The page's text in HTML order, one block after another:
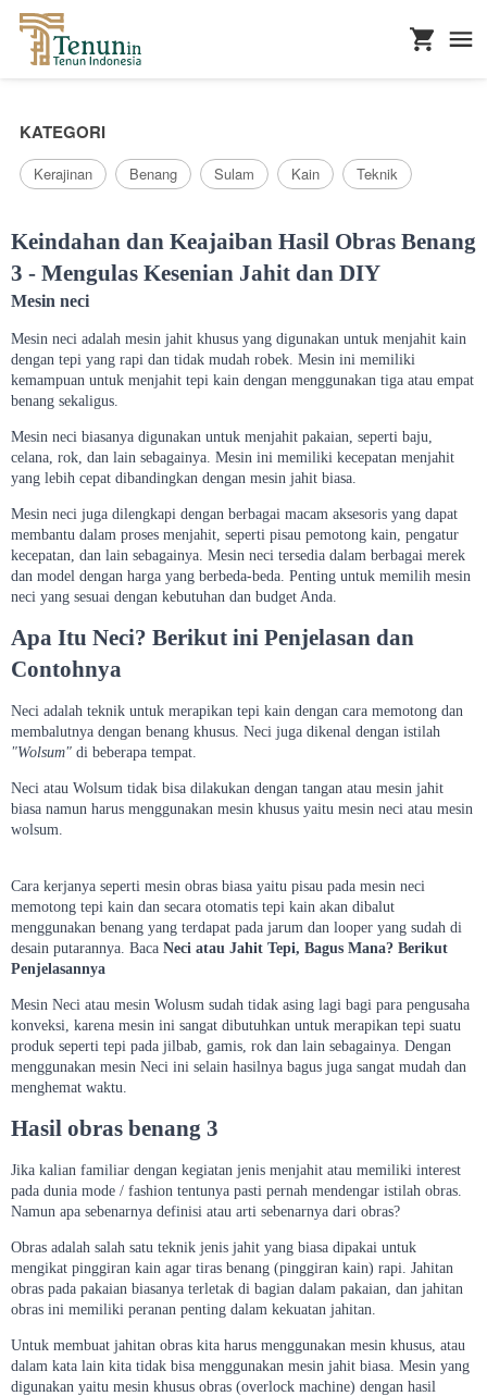
KATEGORI
Kerajinan Benang Sulam Kain Teknik
Keindahan dan Keajaiban Hasil Obras Benang
3 - Mengulas Kesenian Jahit dan DIY
Mesin neci
Mesin neci adalah mesin jahit khusus yang digunakan untuk menjahit kain
dengan tepi yang rapi dan tidak mudah robek. Mesin ini memiliki
kemampuan untuk menjahit tepi kain dengan menggunakan tiga atau empat
benang sekaligus.
Mesin neci biasanya digunakan untuk menjahit pakaian, seperti baju,
celana, rok, dan lain sebagainya. Mesin ini memiliki kecepatan menjahit
yang lebih cepat dibandingkan dengan mesin jahit biasa.
Mesin neci juga dilengkapi dengan berbagai macam aksesoris yang dapat
membantu dalam proses menjahit, seperti pisau pemotong kain, pengatur
kecepatan, dan lain sebagainya. Mesin neci tersedia dalam berbagai merek
dan model dengan harga yang berbeda-beda. Penting untuk memilih mesin
neci yang sesuai dengan kebutuhan dan budget Anda.
Apa Itu Neci? Berikut ini Penjelasan dan
Contohnya
Neci adalah teknik untuk merapikan tepi kain dengan cara memotong dan
membalutnya dengan benang khusus. Neci juga dikenal dengan istilah
"Wolsum" di beberapa tempat.
Neci atau Wolsum tidak bisa dilakukan dengan tangan atau mesin jahit
biasa namun harus menggunakan mesin khusus yaitu mesin neci atau mesin
wolsum.
Cara kerjanya seperti mesin obras biasa yaitu pisau pada mesin neci
memotong tepi kain dan secara otomatis tepi kain akan dibalut
menggunakan benang yang terdapat pada jarum dan looper yang sudah di
desain putarannya. Baca Neci atau Jahit Tepi, Bagus Mana? Berikut
Penjelasannya
Mesin Neci atau mesin Wolusm sudah tidak asing lagi bagi para pengusaha
konveksi, karena mesin ini sangat dibutuhkan untuk merapikan tepi suatu
produk seperti tepi pada jilbab, gamis, rok dan lain sebagainya. Dengan
menggunakan mesin Neci ini selain hasilnya bagus juga sangat mudah dan
menghemat waktu.
Hasil obras benang 3
Jika kalian familiar dengan kegiatan jenis menjahit atau memiliki interest
pada dunia mode / fashion tentunya pasti pernah mendengar istilah obras.
Namun apa sebenarnya definisi atau arti sebenarnya dari obras?
Obras adalah salah satu teknik jenis jahit yang biasa dipakai untuk
mengikat pinggiran kain agar tiras benang (pinggiran kain) rapi. Jahitan
obras pada pakaian biasanya terletak di bagian dalam pakaian, dan jahitan
obras ini memiliki peranan penting dalam kekuatan jahitan.
Untuk membuat jahitan obras kita harus menggunakan mesin khusus, atau
dalam kata lain kita tidak bisa menggunakan mesin jahit biasa. Mesin yang
digunakan yaitu mesin khusus obras (overlock machine) dengan hasil